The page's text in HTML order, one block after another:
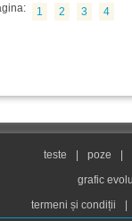
1 2 3 4
teste poze
grafic
termeni și condiții